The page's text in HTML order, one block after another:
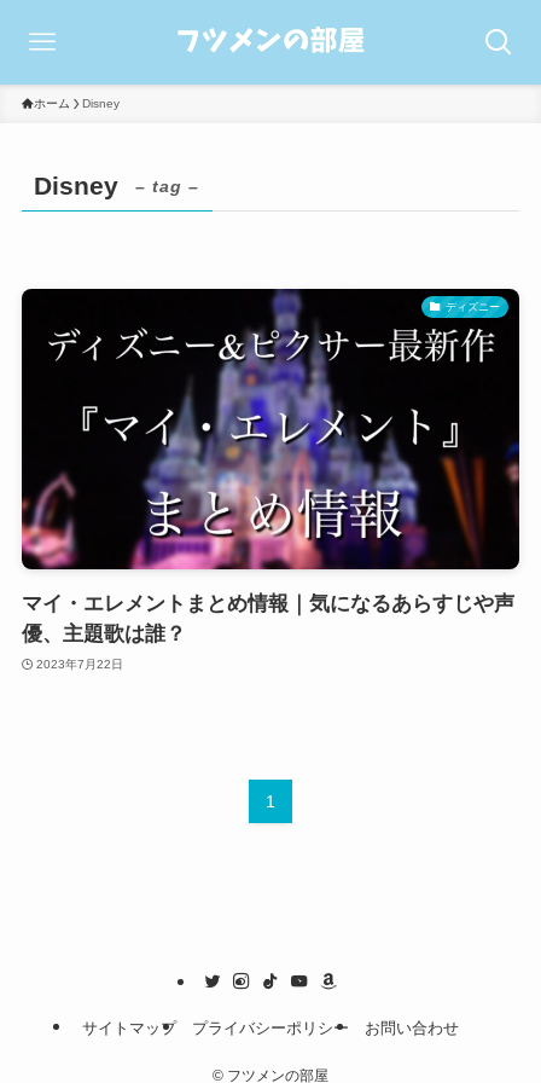
ホーム Disney
Disney – tag –
ディズニー
マイ・エレメントまとめ情報｜気になるあらすじや声
優、主題歌は誰？
2023年7月22日
1
サイトマップ プライバシーポリシー お問い合わせ
© フツメンの部屋